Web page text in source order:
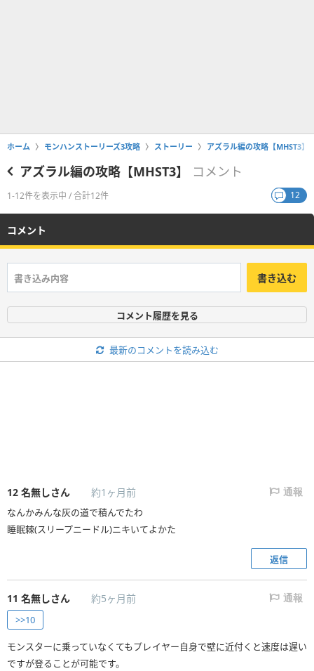
ホーム モンハンストーリーズ3攻略 ストーリー アズラル編の攻略【MHST3】
アズラル編の攻略【MHST3】 コメント
1-12件を表示中 / 合計12件 12
コメント
書き込む
コメント履歴を見る
最新のコメントを読み込む
12 名無しさん 約1ヶ月前 通報
なんかみんな灰の道で積んでたわ
睡眠棘(スリープニードル)ニキいてよかた
返信
11 名無しさん 約5ヶ月前 通報
>>10
モンスターに乗っていなくてもプレイヤー自身で壁に近付くと速度は遅い
ですが登ることが可能です。